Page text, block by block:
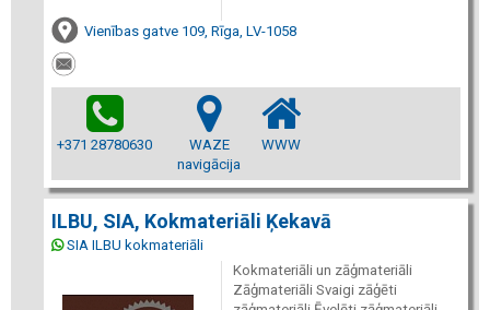
Vienības gatve 109, Rīga, LV-1058
+371 28780630
WAZE
navigācija
WWW
ILBU, SIA, Kokmateriāli Ķekavā
SIA ILBU kokmateriāli
Kokmateriāli un zāģmateriāli
Zāģmateriāli Svaigi zāģēti